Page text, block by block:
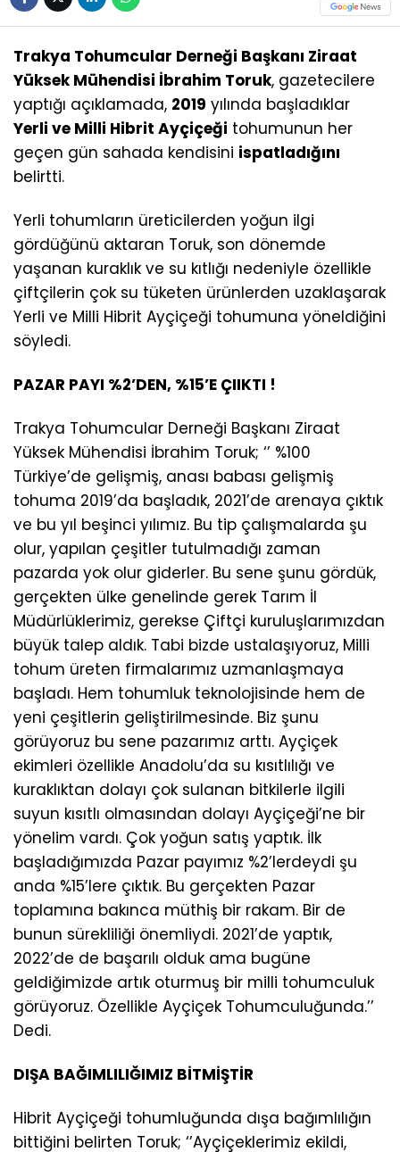
Trakya Tohumcular Derneği Başkanı Ziraat
Yüksek Mühendisi İbrahim Toruk, gazetecilere
yaptığı açıklamada, 2019 yılında başladıklar
Yerli ve Milli Hibrit Ayçiçeği tohumunun her
geçen gün sahada kendisini ispatladığını
belirtti.
Yerli tohumların üreticilerden yoğun ilgi
gördüğünü aktaran Toruk, son dönemde
yaşanan kuraklık ve su kıtlığı nedeniyle özellikle
çiftçilerin çok su tüketen ürünlerden uzaklaşarak
Yerli ve Milli Hibrit Ayçiçeği tohumuna yöneldiğini
söyledi.
PAZAR PAYI %2’DEN, %15’E ÇIIKTI !
Trakya Tohumcular Derneği Başkanı Ziraat
Yüksek Mühendisi İbrahim Toruk; ‘’ %100
Türkiye’de gelişmiş, anası babası gelişmiş
tohuma 2019’da başladık, 2021’de arenaya çıktık
ve bu yıl beşinci yılımız. Bu tip çalışmalarda şu
olur, yapılan çeşitler tutulmadığı zaman
pazarda yok olur giderler. Bu sene şunu gördük,
gerçekten ülke genelinde gerek Tarım İl
Müdürlüklerimiz, gerekse Çiftçi kuruluşlarımızdan
büyük talep aldık. Tabi bizde ustalaşıyoruz, Milli
tohum üreten firmalarımız uzmanlaşmaya
başladı. Hem tohumluk teknolojisinde hem de
yeni çeşitlerin geliştirilmesinde. Biz şunu
görüyoruz bu sene pazarımız arttı. Ayçiçek
ekimleri özellikle Anadolu’da su kısıtlılığı ve
kuraklıktan dolayı çok sulanan bitkilerle ilgili
suyun kısıtlı olmasından dolayı Ayçiçeği’ne bir
yönelim vardı. Çok yoğun satış yaptık. İlk
başladığımızda Pazar payımız %2’lerdeydi şu
anda %15’lere çıktık. Bu gerçekten Pazar
toplamına bakınca müthiş bir rakam. Bir de
bunun sürekliliği önemliydi. 2021’de yaptık,
2022’de de başarılı olduk ama bugüne
geldiğimizde artık oturmuş bir milli tohumculuk
görüyoruz. Özellikle Ayçiçek Tohumculuğunda.’’
Dedi.
DIŞA BAĞIMLILIĞIMIZ BİTMİŞTİR
Hibrit Ayçiçeği tohumluğunda dışa bağımlılığın
bittiğini belirten Toruk; ‘’Ayçiçeklerimiz ekildi,